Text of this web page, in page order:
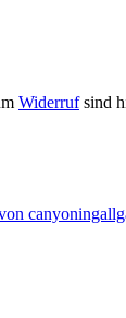
Widerrufsind